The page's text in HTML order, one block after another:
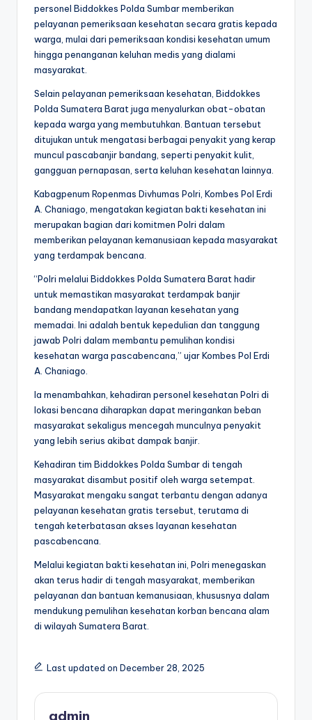
personel Biddokkes Polda Sumbar memberikan
pelayanan pemeriksaan kesehatan secara gratis kepada
warga, mulai dari pemeriksaan kondisi kesehatan umum
hingga penanganan keluhan medis yang dialami
masyarakat.
Selain pelayanan pemeriksaan kesehatan, Biddokkes
Polda Sumatera Barat juga menyalurkan obat-obatan
kepada warga yang membutuhkan. Bantuan tersebut
ditujukan untuk mengatasi berbagai penyakit yang kerap
muncul pascabanjir bandang, seperti penyakit kulit,
gangguan pernapasan, serta keluhan kesehatan lainnya.
Kabagpenum Ropenmas Divhumas Polri, Kombes Pol Erdi
A. Chaniago, mengatakan kegiatan bakti kesehatan ini
merupakan bagian dari komitmen Polri dalam
memberikan pelayanan kemanusiaan kepada masyarakat
yang terdampak bencana.
“Polri melalui Biddokkes Polda Sumatera Barat hadir
untuk memastikan masyarakat terdampak banjir
bandang mendapatkan layanan kesehatan yang
memadai. Ini adalah bentuk kepedulian dan tanggung
jawab Polri dalam membantu pemulihan kondisi
kesehatan warga pascabencana,” ujar Kombes Pol Erdi
A. Chaniago.
Ia menambahkan, kehadiran personel kesehatan Polri di
lokasi bencana diharapkan dapat meringankan beban
masyarakat sekaligus mencegah munculnya penyakit
yang lebih serius akibat dampak banjir.
Kehadiran tim Biddokkes Polda Sumbar di tengah
masyarakat disambut positif oleh warga setempat.
Masyarakat mengaku sangat terbantu dengan adanya
pelayanan kesehatan gratis tersebut, terutama di
tengah keterbatasan akses layanan kesehatan
pascabencana.
Melalui kegiatan bakti kesehatan ini, Polri menegaskan
akan terus hadir di tengah masyarakat, memberikan
pelayanan dan bantuan kemanusiaan, khususnya dalam
mendukung pemulihan kesehatan korban bencana alam
di wilayah Sumatera Barat.
Last updated on December 28, 2025
admin